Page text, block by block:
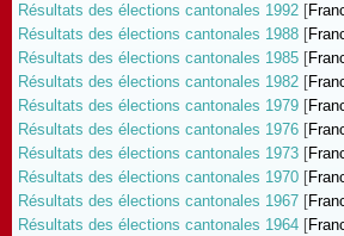
Résultats des élections cantonales 1992 [
Résultats des élections cantonales 1988 [
Résultats des élections cantonales 1985 [
Résultats des élections cantonales 1982 [
Résultats des élections cantonales 1979 [
Résultats des élections cantonales 1976 [
Résultats des élections cantonales 1973 [
Résultats des élections cantonales 1970 [
Résultats des élections cantonales 1967 [
Résultats des élections cantonales 1964 [